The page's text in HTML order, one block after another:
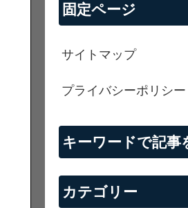
固定ページ
サイトマップ
プライバシーポリシー
キーワードで記事
カテゴリー